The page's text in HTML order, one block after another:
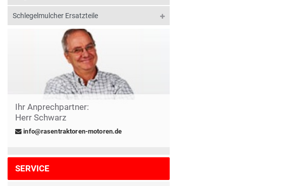
Schlegelmulcher Ersatzteile
Ihr Anprechpartner:
Herr Schwarz
info@rasentraktoren-motoren.de
SERVICE